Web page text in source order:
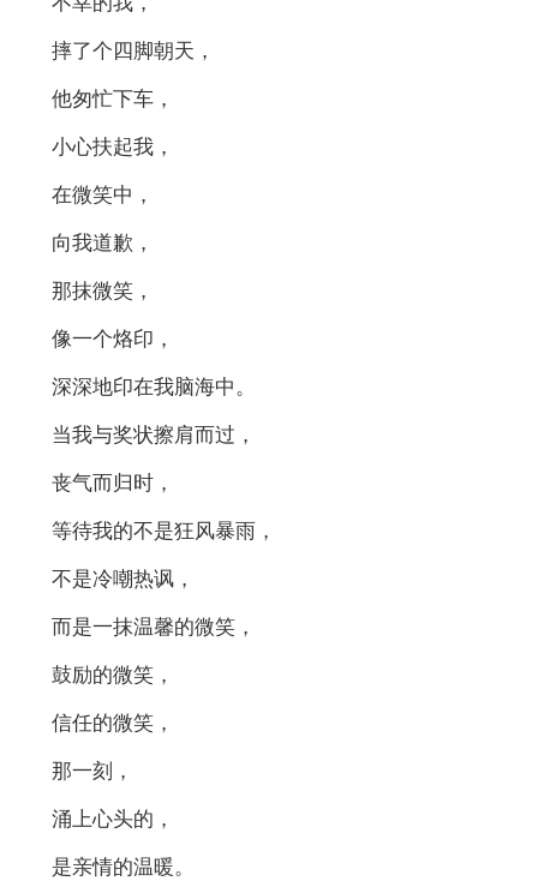
摔了个四脚朝天，
他匆忙下车，
小心扶起我，
在微笑中，
向我道歉，
那抹微笑，
像一个烙印，
深深地印在我脑海中。
当我与奖状擦肩而过，
丧气而归时，
等待我的不是狂风暴雨，
不是冷嘲热讽，
而是一抹温馨的微笑，
鼓励的微笑，
信任的微笑，
那一刻，
涌上心头的，
是亲情的温暖。